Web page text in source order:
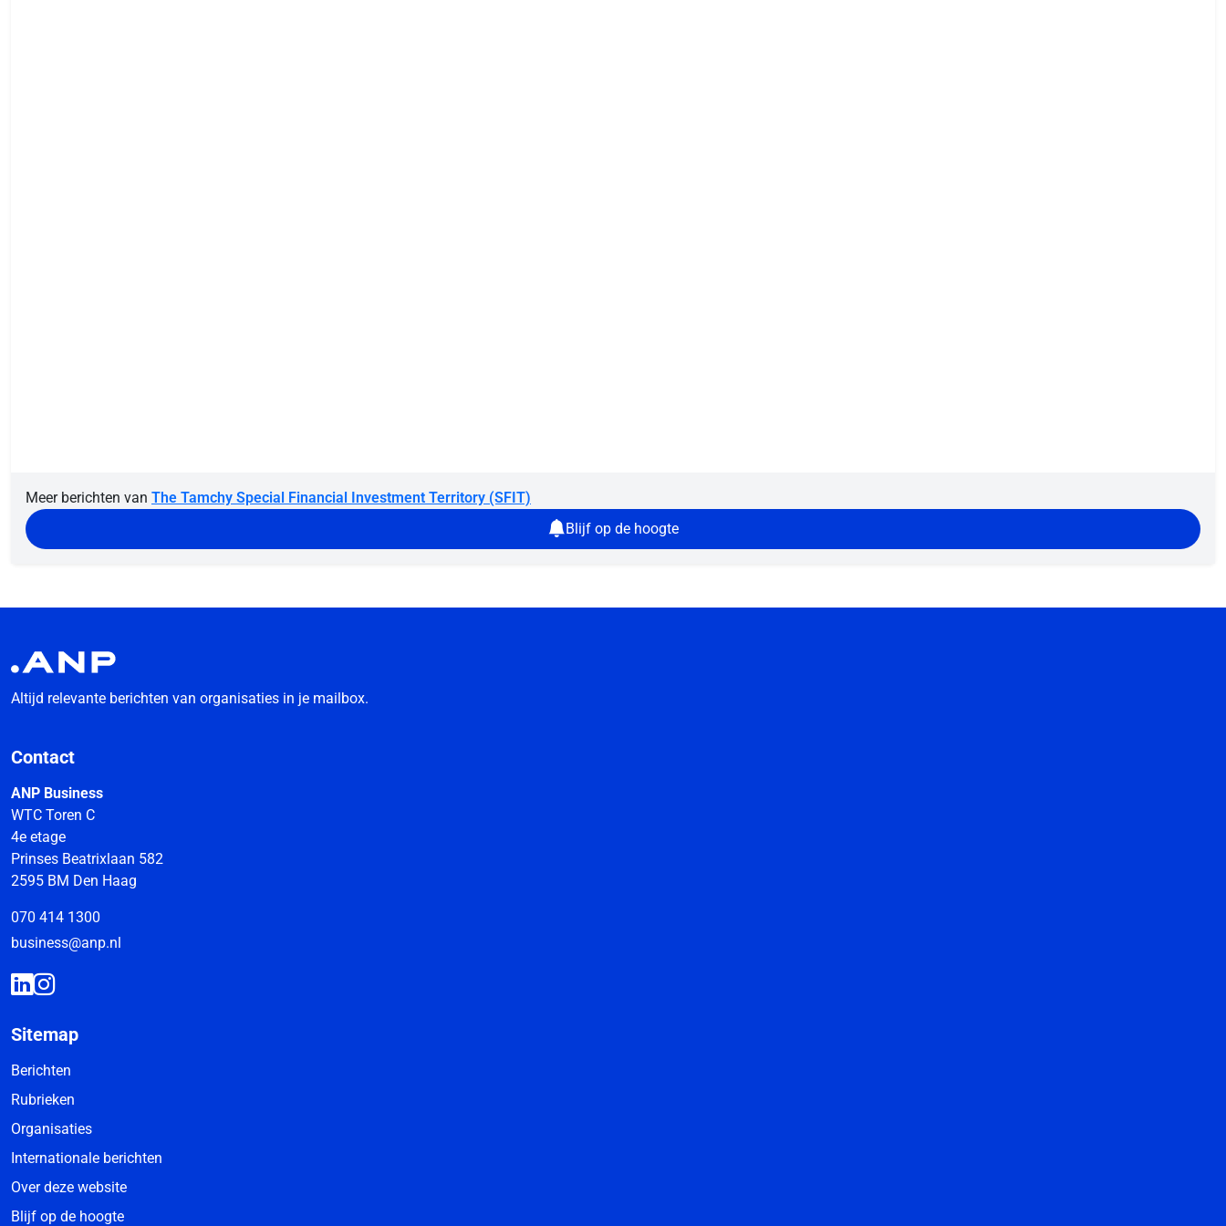
Meer berichten van The Tamchy Special Financial Investment Territory (SFIT)
Blijf op de hoogte
Altijd relevante berichten van organisaties in je mailbox.
Contact
ANP Business
WTC Toren C
4e etage
Prinses Beatrixlaan 582
2595 BM Den Haag
070 414 1300
business@anp.nl
Sitemap
Berichten
Rubrieken
Organisaties
Internationale berichten
Over deze website
Blijf op de hoogte